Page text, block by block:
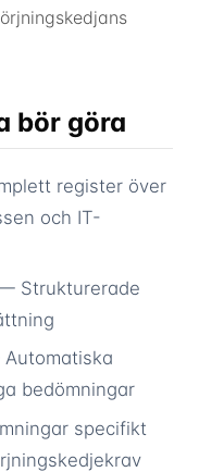
bör göra
register över
och IT-
Strukturerade
bedömningar
specifikt